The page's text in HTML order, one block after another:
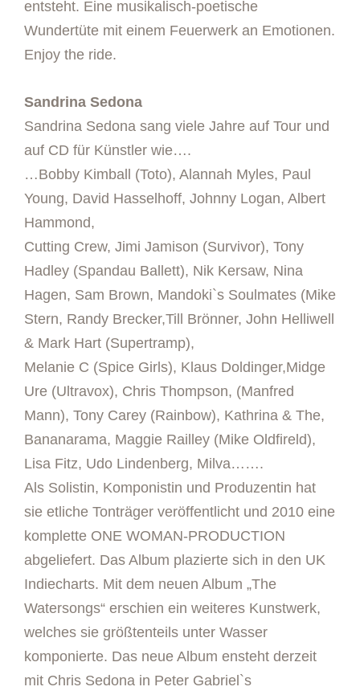
entsteht. Eine musikalisch-poetische
Wundertüte mit einem Feuerwerk an Emotionen.
Enjoy the ride.
Sandrina Sedona
Sandrina Sedona sang viele Jahre auf Tour und
auf CD für Künstler wie….
…Bobby Kimball (Toto), Alannah Myles, Paul
Young, David Hasselhoff, Johnny Logan, Albert
Hammond,
Cutting Crew, Jimi Jamison (Survivor), Tony
Hadley (Spandau Ballett), Nik Kersaw, Nina
Hagen, Sam Brown, Mandoki`s Soulmates (Mike
Stern, Randy Brecker,Till Brönner, John Helliwell
& Mark Hart (Supertramp),
Melanie C (Spice Girls), Klaus Doldinger,Midge
Ure (Ultravox), Chris Thompson, (Manfred
Mann), Tony Carey (Rainbow), Kathrina & The,
Bananarama, Maggie Railley (Mike Oldfireld),
Lisa Fitz, Udo Lindenberg, Milva…….
Als Solistin, Komponistin und Produzentin hat
sie etliche Tonträger veröffentlicht und 2010 eine
komplette ONE WOMAN-PRODUCTION
abgeliefert. Das Album plazierte sich in den UK
Indiecharts. Mit dem neuen Album „The
Watersongs“ erschien ein weiteres Kunstwerk,
welches sie größtenteils unter Wasser
komponierte. Das neue Album ensteht derzeit
mit Chris Sedona in Peter Gabriel`s